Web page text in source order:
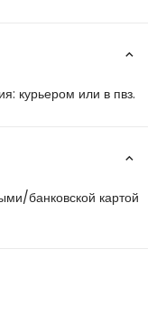
курьером или в пвз.
банковской картой